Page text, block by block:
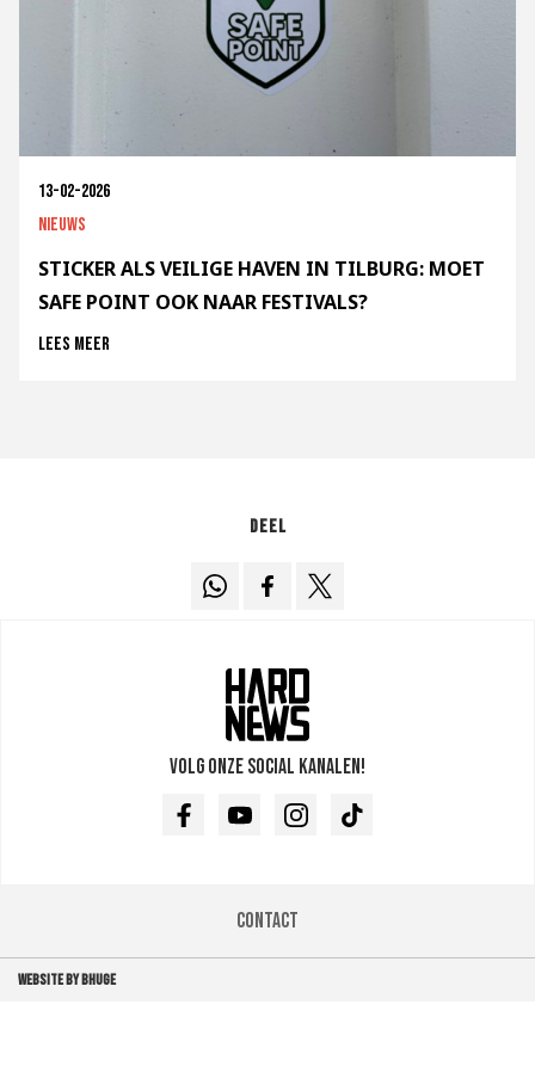
13-02-2026
Nieuws
STICKER ALS VEILIGE HAVEN IN TILBURG: MOET
SAFE POINT OOK NAAR FESTIVALS?
Lees meer
Deel
Volg onze social kanalen!
FacebookYoutubeInstagramTikTok
Contact
WEBSITE BY BHUGE